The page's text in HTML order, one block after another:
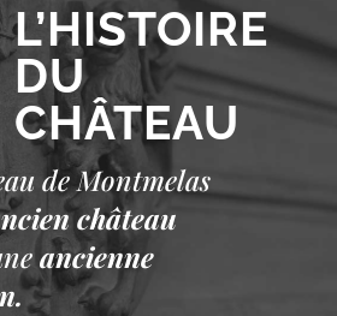
L’HISTOIRE
DU
CHÂTEAU
de Montmelas
château
ancienne